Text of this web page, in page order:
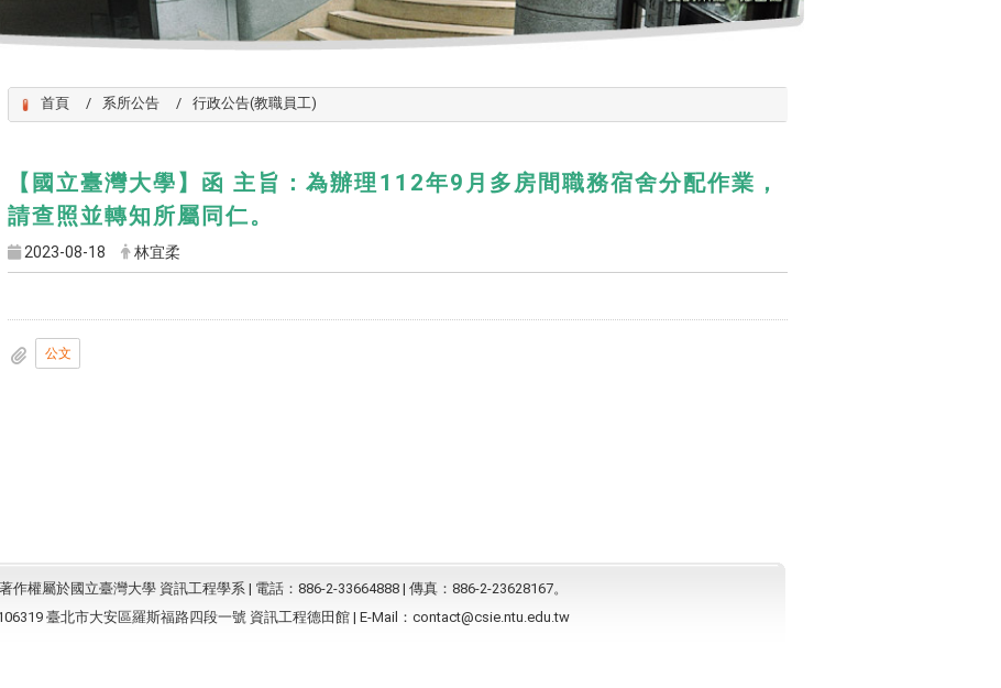
首頁 系所公告 行政公告(教職員工)
【國立臺灣大學】函 主旨：為辦理112年9月多房間職務宿舍分配作業，
請查照並轉知所屬同仁。
2023-08-18 林宜柔
公文
作權屬於國立臺灣大學 資訊工程學系 | 電話：886-2-33664888 | 傳真：886-2-23628167。
臺北市大安區羅斯福路四段一號 資訊工程德田館 | E-Mail： contact@csie.ntu.edu.tw